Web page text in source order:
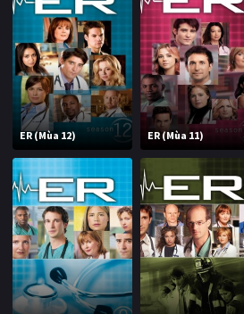
ER (Mùa 12) ER (Mùa 11)